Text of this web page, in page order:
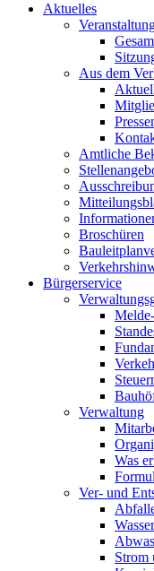
Aktuelles
Aus dem
Amtliche
Broschüren
Bürgerservice
Verwaltung
Was
Ver- und
Strom